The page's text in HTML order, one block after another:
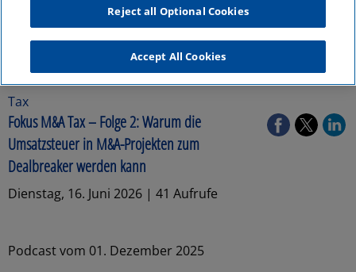
Tax
Fokus M&A Tax – Folge 2: Warum die
Umsatzsteuer in M&A-Projekten zum
Dealbreaker werden kann
Dienstag, 16. Juni 2026 | 41 Aufrufe
Podcast vom 01. Dezember 2025
Reject all Optional Cookies
Accept All Cookies